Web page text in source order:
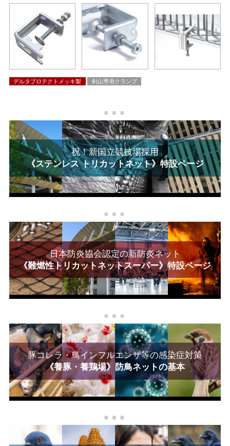
デルタプロテクトメッキ製 剣山専用クランプ
祝！新国立競技場採用
《ステンレス トリカットネット》特設ページ
日本防炎協会認定の新防炎ネット
《難燃性トリカットネットスーパー》特設ページ
豚コレラ・鳥インフルエンザ等の感染症対策
《養豚・養鶏場》防鳥ネットの基本